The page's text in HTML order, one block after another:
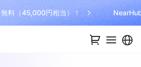
料（45,000円相当）！